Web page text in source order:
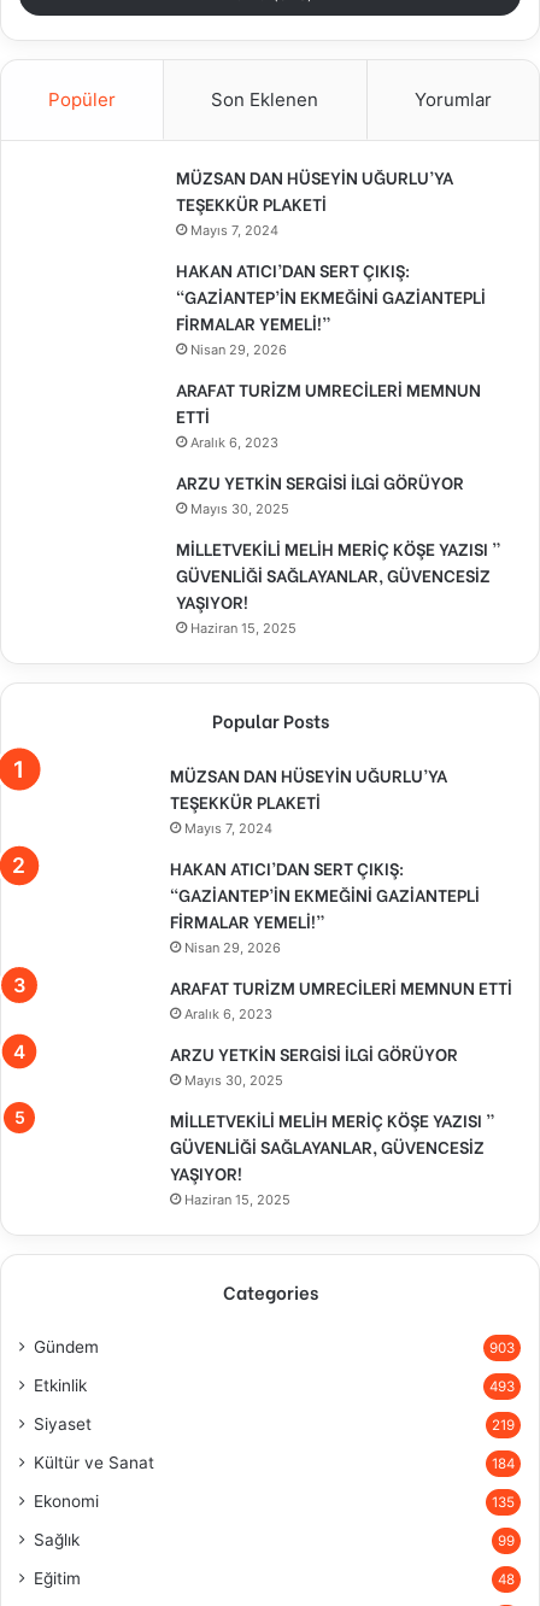
Popüler Son Eklenen Yorumlar
MÜZSAN DAN HÜSEYİN UĞURLU’YA
TEŞEKKÜR PLAKETİ
Mayıs 7, 2024
HAKAN ATICI’DAN SERT ÇIKIŞ:
“GAZİANTEP’İN EKMEĞİNİ GAZİANTEPLİ
FİRMALAR YEMELİ!”
Nisan 29, 2026
ARAFAT TURİZM UMRECİLERİ MEMNUN
ETTİ
Aralık 6, 2023
ARZU YETKİN SERGİSİ İLGİ GÖRÜYOR
Mayıs 30, 2025
MİLLETVEKİLİ MELİH MERİÇ KÖŞE YAZISI ”
GÜVENLİĞİ SAĞLAYANLAR, GÜVENCESİZ
YAŞIYOR!
Haziran 15, 2025
Popular Posts
MÜZSAN DAN HÜSEYİN UĞURLU’YA
TEŞEKKÜR PLAKETİ
Mayıs 7, 2024
HAKAN ATICI’DAN SERT ÇIKIŞ:
“GAZİANTEP’İN EKMEĞİNİ GAZİANTEPLİ
FİRMALAR YEMELİ!”
Nisan 29, 2026
ARAFAT TURİZM UMRECİLERİ MEMNUN ETTİ
Aralık 6, 2023
ARZU YETKİN SERGİSİ İLGİ GÖRÜYOR
Mayıs 30, 2025
MİLLETVEKİLİ MELİH MERİÇ KÖŞE YAZISI ”
GÜVENLİĞİ SAĞLAYANLAR, GÜVENCESİZ
YAŞIYOR!
Haziran 15, 2025
Categories
Gündem 903
Etkinlik 493
Siyaset 219
Kültür ve Sanat 184
Ekonomi 135
Sağlık 99
Eğitim 48